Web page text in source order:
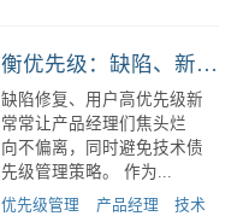
它往往意味着技术债务缠
穷。静态代码分析工具，
行动中的得力助手。它能帮
重构计划...
SonarQube 遗留代码